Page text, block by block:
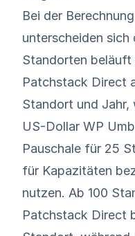
Bei der
unterscheiden sich
Standorten beläuft
Patchstack Direct
Standort und Jahr,
US-Dollar WP
Pauschale für 25
für Kapazitäten
nutzen. Ab 100
Patchstack Direct